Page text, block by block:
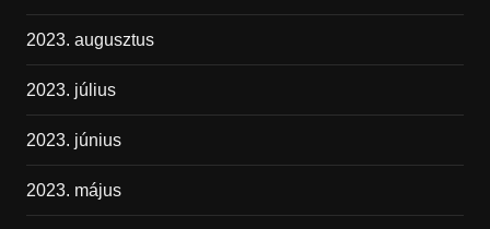
2023. augusztus
2023. július
2023. június
2023. május